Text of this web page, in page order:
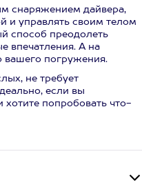
снаряжением дайвера,
и управлять своим телом
способ преодолеть
впечатления. А на
вашего погружения.
не требует
если вы
хотите попробовать что-